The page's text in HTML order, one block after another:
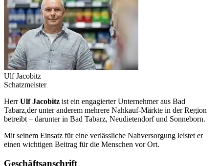
Ulf Jacobitz
Schatzmeister
HerrUlf Jacobitz ist ein engagierter Unternehmer aus Bad
Tabarz,der unter anderem mehrere Nahkauf-Märkte in der Region
betreibt – darunter in Bad Tabarz, Neudietendorf und Sonneborn.
Mit seinem Einsatz für eine verlässliche Nahversorgung leistet er
einen wichtigen Beitrag für die Menschen vor Ort.
Geschäftsanschrift